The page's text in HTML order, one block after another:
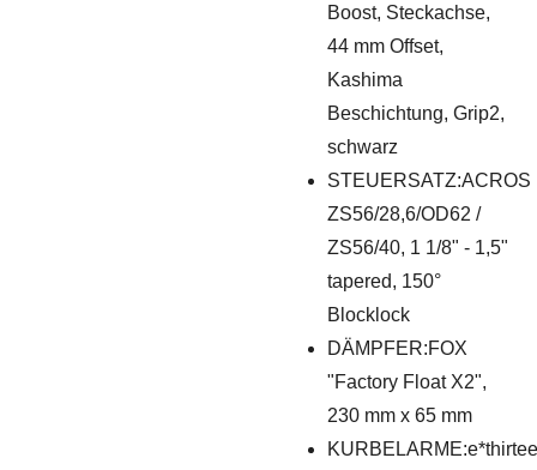
Boost, Steckachse,
44 mm Offset,
Kashima
Beschichtung, Grip2,
schwarz
STEUERSATZ:ACROS
ZS56/28,6/OD62 /
ZS56/40, 1 1/8" - 1,5"
tapered, 150°
Blocklock
DÄMPFER:FOX
"Factory Float X2",
230 mm x 65 mm